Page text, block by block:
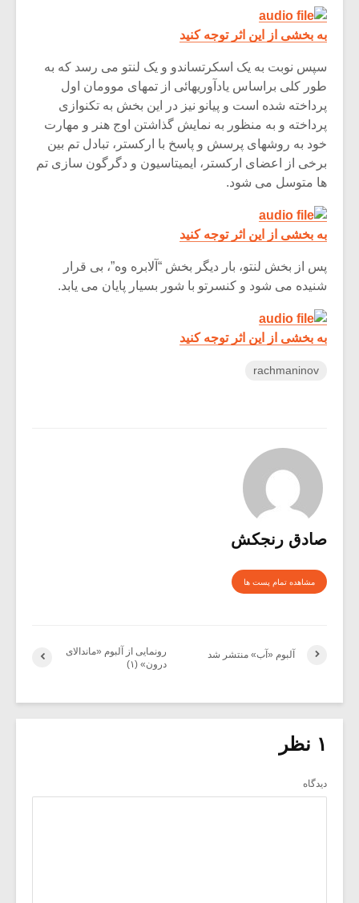
به بخشی از این اثر توجه کنید
سپس نوبت به یک اسکرتساندو و یک لنتو می رسد که به
طور کلی براساس یادآوریهائی از تمهای موومان اول
پرداخته شده است و پیانو نیز در این بخش به تکنوازی
پرداخته و به منظور به نمایش گذاشتن اوج هنر و مهارت
خود به روشهای پرسش و پاسخ با ارکستر، تبادل تم بین
برخی از اعضای ارکستر، ایمیتاسیون و دگرگون سازی تم
ها متوسل می شود.
به بخشی از این اثر توجه کنید
پس از بخش لنتو، بار دیگر بخش “آلابره وه”، بی قرار
شنیده می شود و کنسرتو با شور بسیار پایان می یابد.
به بخشی از این اثر توجه کنید
rachmaninov
صادق رنجکش
مشاهده تمام پست ها
رونمایی از آلبوم «ماندالای
درون» (۱)
آلبوم «آب» منتشر شد
۱ نظر
دیدگاه